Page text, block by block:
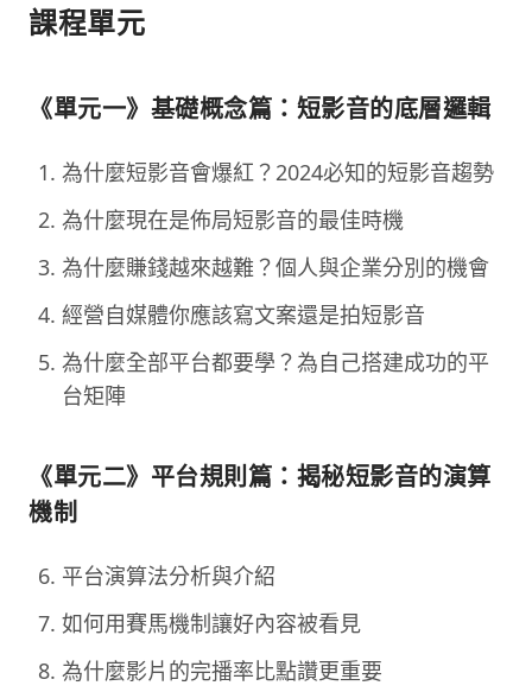
課程單元
《單元一》基礎概念篇：短影音的底層邏輯
為什麼短影音會爆紅？2024必知的短影音趨勢
為什麼現在是佈局短影音的最佳時機
為什麼賺錢越來越難？個人與企業分別的機會
經營自媒體你應該寫文案還是拍短影音
為什麼全部平台都要學？為自己搭建成功的平
台矩陣
《單元二》平台規則篇：揭秘短影音的演算
機制
平台演算法分析與介紹
如何用賽馬機制讓好內容被看見
為什麼影片的完播率比點讚更重要